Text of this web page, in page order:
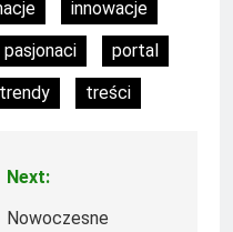
innowacje
pasjonaci
portal
trendy treści
Next:
Nowoczesne